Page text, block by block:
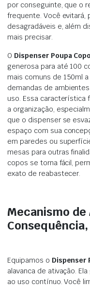
por conseguinte, que o
frequente. Você evitará,
desagradáveis e, além
mais precisar.
O Dispenser Poupa
generosa para até 100
mais comuns de 150ml
demandas de
uso. Essa característica
a organização,
que o dispenser se
espaço com sua
em paredes ou
mesas para outras
copos se torna fácil,
exato de reabastecer.
Mecanismo
Equipamos o Dispenser
alavanca de ativação.
ao uso contínuo. Você